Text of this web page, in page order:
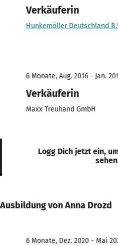
Verkäuferin
Hunkemöller Deutschland
6 Monate, Aug. 2016 - Jan.
Verkäuferin
Maxx Treuhand GmbH
Logg Dich jetzt ein,
Ausbildung von Anna Drozd
6 Monate, Dez. 2020 - Mai